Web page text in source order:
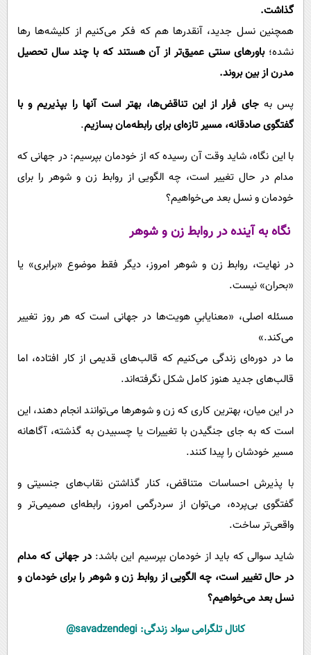
گذاشت.
همچنین نسل جدید، آنقدرها هم که فکر می‌کنیم از کلیشه‌ها رها
نشده؛ باورهای سنتی عمیق‌تر از آن هستند که با چند سال تحصیل
مدرن از بین بروند.
پس بهجای فرار از این تناقض‌ها، بهتر است آنها را بپذیریم و با
گفتگوی صادقانه، مسیر تازه‌ای برای رابطه‌مان بسازیم.
با این نگاه، شاید وقت آن رسیده که از خودمان بپرسیم: در جهانی که
مدام در حال تغییر است، چه الگویی از روابط زن و شوهر را برای
خودمان و نسل بعد می‌خواهیم؟
نگاه به آینده در روابط زن و شوهر
در نهایت، روابط زن و شوهر امروز، دیگر فقط موضوع «برابری» یا
«بحران» نیست.
مسئله اصلی، «معنایابیِ هویت‌ها در جهانی است که هر روز تغییر
می‌کند.»
ما در دوره‌ای زندگی می‌کنیم که قالب‌های قدیمی از کار افتاده، اما
قالب‌های جدید هنوز کامل شکل نگرفته‌اند.
در این میان، بهترین کاری که زن و شوهرها می‌توانند انجام دهند، این
است که به جای جنگیدن با تغییرات یا چسبیدن به گذشته، آگاهانه
مسیر خودشان را پیدا کنند.
با پذیرش احساسات متناقض، کنار گذاشتن نقاب‌های جنسیتی و
گفتگوی بی‌پرده، می‌توان از سردرگمی امروز، رابطه‌ای صمیمی‌تر و
واقعی‌تر ساخت.
شاید سوالی که باید از خودمان بپرسیم این باشد:در جهانی که مدام
در حال تغییر است، چه الگویی از روابط زن و شوهر را برای خودمان و
نسل بعد می‌خواهیم؟
کانال تلگرامی سواد زندگی: savadzendegi@